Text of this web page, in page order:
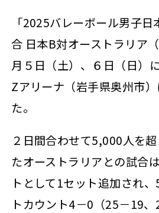
「2025バレーボール男子
合 日本B対オーストラリア
月５日（土）、６日（日）
Zアリーナ（岩手県奥州市
た。
２日間合わせて5,000人を
たオーストラリアとの試合
トとして1セット追加され
トカウント4－0（25－19